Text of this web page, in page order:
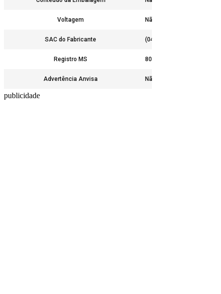
Voltagem Não
SAC do Fabricante (041) 3024-8088
Registro MS 80105840002
Advertência Anvisa Não
publicidade